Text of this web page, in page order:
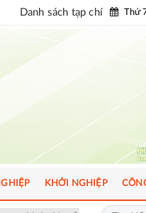
Danh sách tạp chí Thứ
KHỞI NGHIỆP